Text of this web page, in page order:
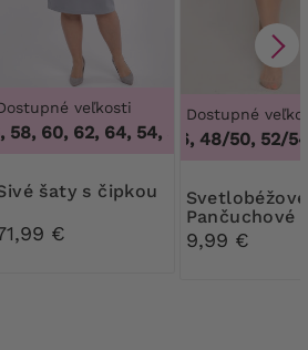
veľkosti
58, 60, 62, 64,54, 56, 58, 60, 62, 64
Sivé šaty s čipkou
€
Dostupné
44/46, 48/50, 52/
Svetlobéžové
Pančuchové
nohavice
30 DEN
9,99 €